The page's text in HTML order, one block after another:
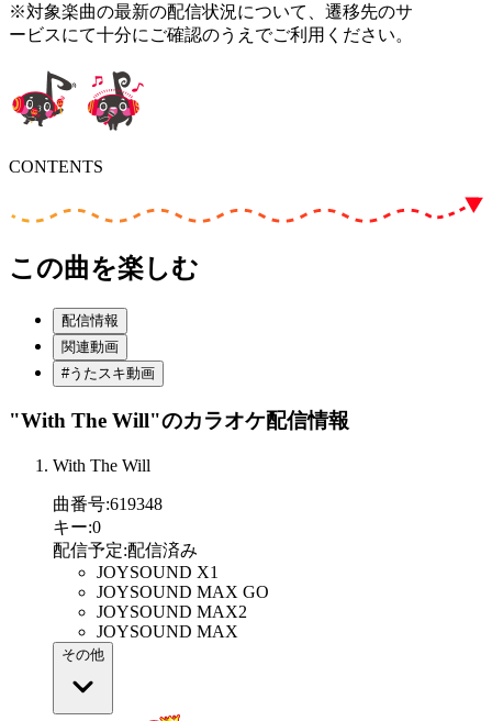
※対象楽曲の最新の配信状況について、遷移先のサ
ービスにて十分にご確認のうえでご利用ください。
CONTENTS
この曲を楽しむ
配信情報
関連動画
#うたスキ動画
"With The Will"のカラオケ配信情報
With The Will
曲番号:619348
キー:0
配信予定:配信済み
JOYSOUND X1
JOYSOUND MAX GO
JOYSOUND MAX2
JOYSOUND MAX
その他